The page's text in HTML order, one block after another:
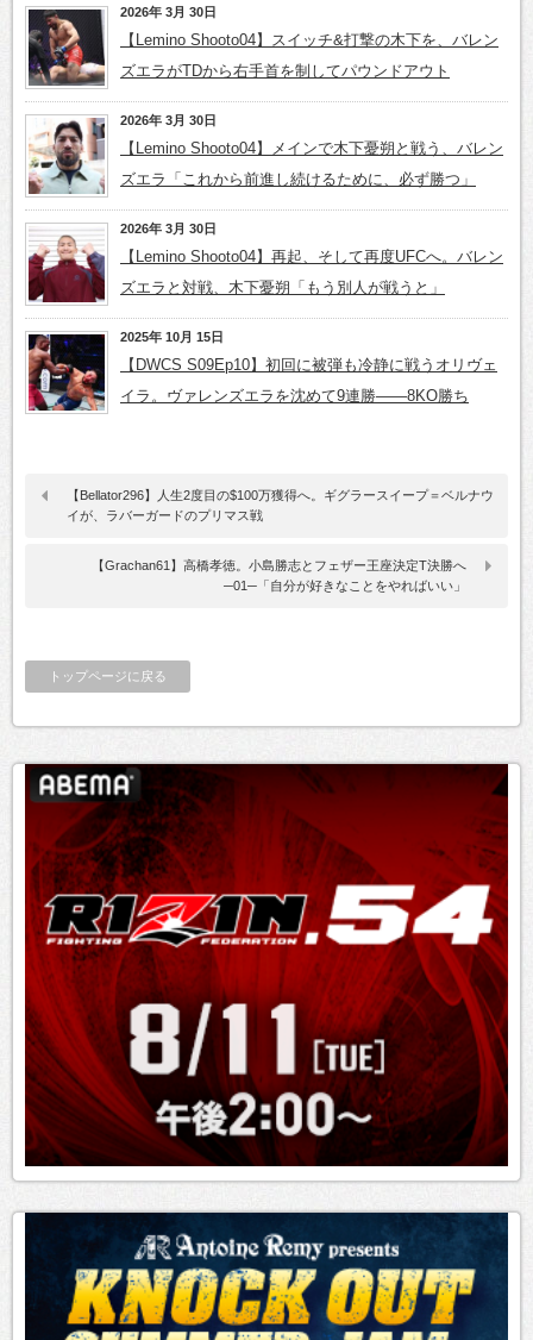
2026年 3月 30日
【Lemino Shooto04】スイッチ&打撃の木下を、バレン
ズエラがTDから右手首を制してパウンドアウト
2026年 3月 30日
【Lemino Shooto04】メインで木下憂朔と戦う、バレン
ズエラ「これから前進し続けるために、必ず勝つ」
2026年 3月 30日
【Lemino Shooto04】再起、そして再度UFCへ。バレン
ズエラと対戦、木下憂朔「もう別人が戦うと」
2025年 10月 15日
【DWCS S09Ep10】初回に被弾も冷静に戦うオリヴェ
イラ。ヴァレンズエラを沈めて9連勝——8KO勝ち
【Bellator296】人生2度目の$100万獲得へ。ギグラースイープ＝ベルナウ
イが、ラバーガードのプリマス戦
【Grachan61】高橋孝徳。小島勝志とフェザー王座決定T決勝へ
─01─「自分が好きなことをやればいい」
トップページに戻る